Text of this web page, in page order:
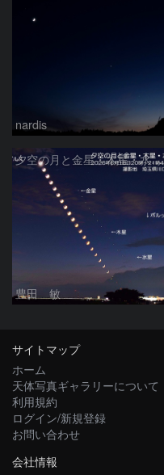
nardis
夕空の月と金星・木星・水星の接近 2026/6/18
豊田 敏
サイトマップ
ホーム
天体写真ギャラリーについて
利用規約
ログイン/新規登録
お問い合わせ
会社情報